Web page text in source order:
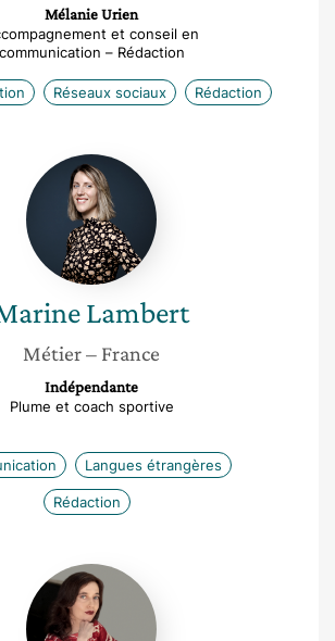
Mélanie Urien
et conseil en
communication – Rédaction
Réseaux sociaux Rédaction
Marine
Lambert
Lambert
Métier– France
Indépendante
Plume et coach sportive
Langues étrangères
Rédaction
Juliette
Hazart